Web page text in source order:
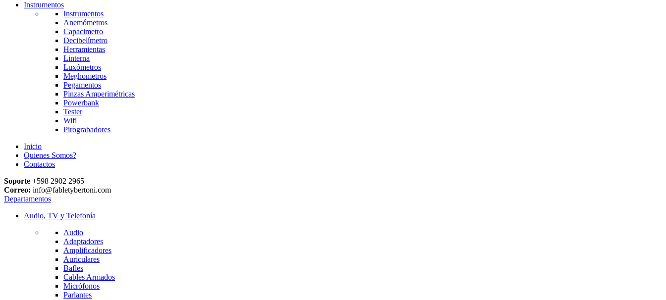
Instrumentos
Instrumentos
Anemómetros
Capacimetro
Decibelímetro
Herramientas
Linterna
Luxómetros
Meghometros
Pegamentos
Pinzas Amperimétricas
Powerbank
Tester
Wifi
Pirograbadores
Inicio
Quienes Somos?
Contactos
Soporte +598 2902 2965
Correo: info@fabletybertoni.com
Departamentos
Audio, TV y Telefonía
Audio
Adaptadores
Amplificadores
Auriculares
Bafles
Cables Armados
Micrófonos
Parlantes